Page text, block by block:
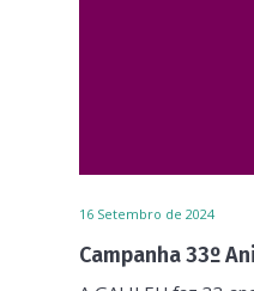
16 Setembro de 2024
Campanha 33º